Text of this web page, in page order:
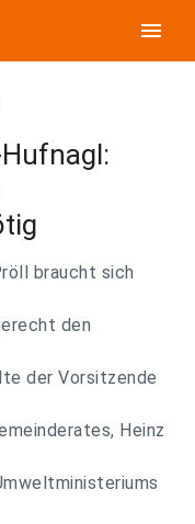
menu
braucht sich
den
der Vorsitzende
Heinz